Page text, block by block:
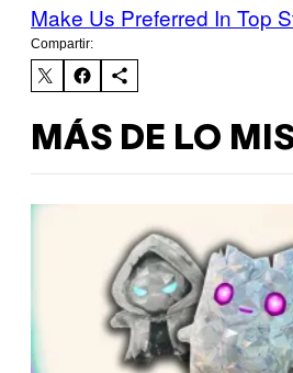
Make Us Preferred In Top
Compartir:
MÁS DE LO